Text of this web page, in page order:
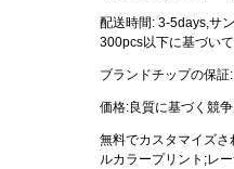
配送時間: 3-5days,サ
300pcs以下に基づい
ブランドチップの保証
価格:良質に基づく競
無料でカスタマイズ
ルカラープリント;レ